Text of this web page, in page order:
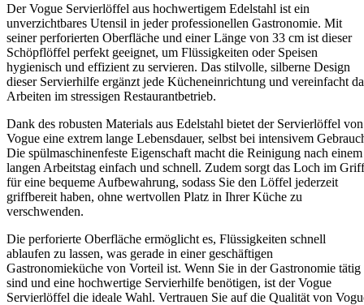
Der Vogue Servierlöffel aus hochwertigem Edelstahl ist ein
unverzichtbares Utensil in jeder professionellen Gastronomie. Mit
seiner perforierten Oberfläche und einer Länge von 33 cm ist dieser
Schöpflöffel perfekt geeignet, um Flüssigkeiten oder Speisen
hygienisch und effizient zu servieren. Das stilvolle, silberne Design
dieser Servierhilfe ergänzt jede Kücheneinrichtung und vereinfacht
Arbeiten im stressigen Restaurantbetrieb.
Dank des robusten Materials aus Edelstahl bietet der Servierlöffel von
Vogue eine extrem lange Lebensdauer, selbst bei intensivem
Die spülmaschinenfeste Eigenschaft macht die Reinigung nach einem
langen Arbeitstag einfach und schnell. Zudem sorgt das Loch im Griff
für eine bequeme Aufbewahrung, sodass Sie den Löffel jederzeit
griffbereit haben, ohne wertvollen Platz in Ihrer Küche zu
verschwenden.
Die perforierte Oberfläche ermöglicht es, Flüssigkeiten schnell
ablaufen zu lassen, was gerade in einer geschäftigen
Gastronomieküche von Vorteil ist. Wenn Sie in der Gastronomie tätig
sind und eine hochwertige Servierhilfe benötigen, ist der Vogue
Servierlöffel die ideale Wahl. Vertrauen Sie auf die Qualität von